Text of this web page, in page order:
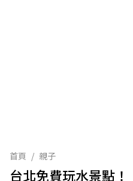
首頁 / 親子
台北免費玩水景點